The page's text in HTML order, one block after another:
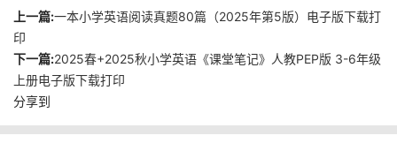
上一篇:一本小学英语阅读真题80篇（2025年第5版）电子版下载打
印
下一篇:2025春+2025秋小学英语《课堂笔记》人教PEP版 3-6年级
上册电子版下载打印
分享到